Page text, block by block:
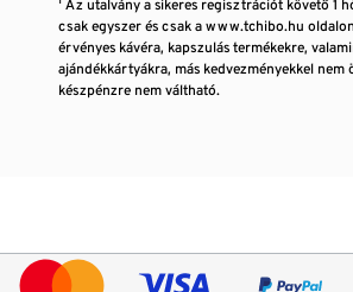
¹ Az utalvány a sikeres regisztrációt követő 1
csak egyszer és csak a www.tchibo.hu
érvényes kávéra, kapszulás termékekre,
ajándékkártyákra, más kedvezményekkel nem
készpénzre nem váltható.